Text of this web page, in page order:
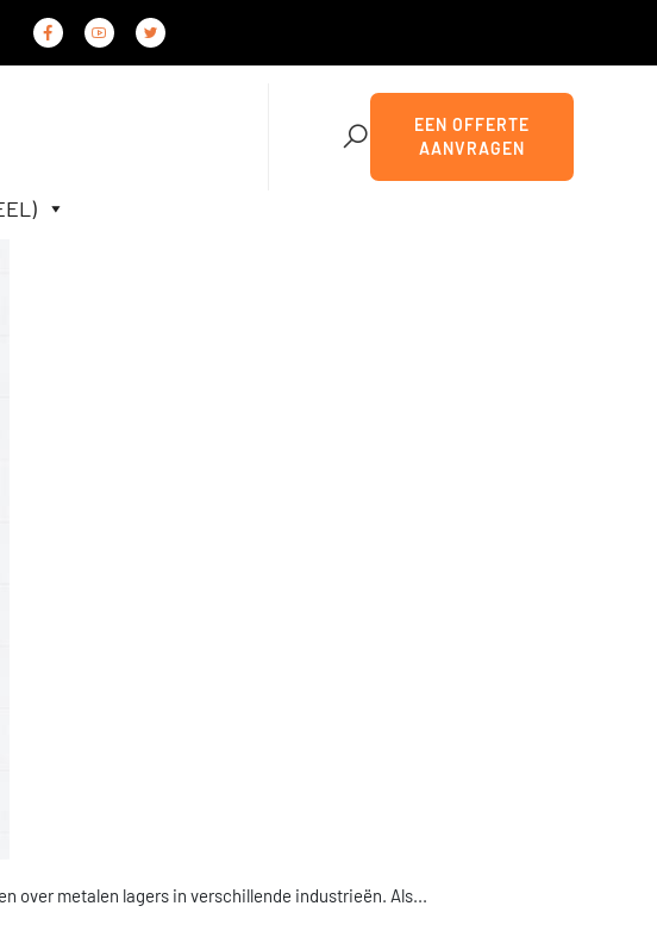
EEN OFFERTE
AANVRAGEN
over metalen lagers in verschillende industrieën. Als...